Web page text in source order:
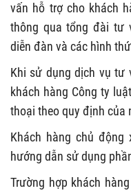
vấn hỗ trợ cho khách
thông qua tổng đài tư
diễn đàn và các hình
Khi sử dụng dịch vụ tư
khách hàng Công ty
thoại theo quy định của
Khách hàng chủ
hướng dẫn sử dụng
Trường hợp khách